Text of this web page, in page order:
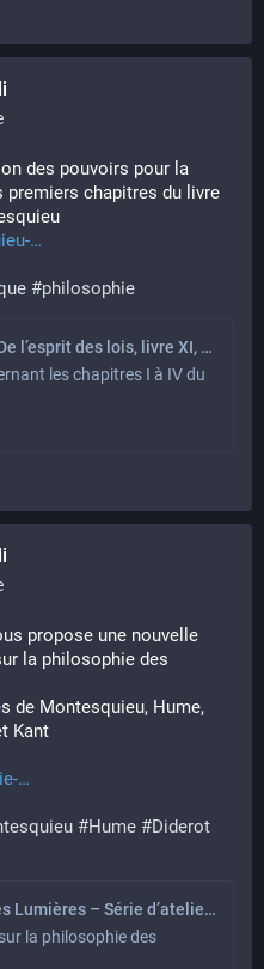
des pouvoirs pour la
premiers chapitres du livre
#philosophie
Montesquieu, De l’esprit des lois, livre XI, chapitres I à VI – ML Philosophie
les chapitres I à IV du
propose une nouvelle
la philosophie des
de Montesquieu, Hume,
Kant
#Hume #Diderot
Philosophie des Lumières – Série d’ateliers – ML Philosophie
la philosophie des